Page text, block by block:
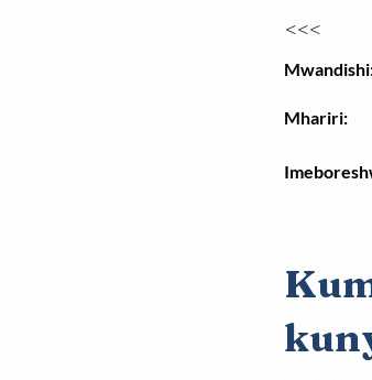
<<<
Mhariri: